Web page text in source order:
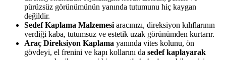
pürüzsüz görünümünün yanında tutumunu hiç kaygan
değildir.
Sedef Kaplama Malzemesi aracınızı, direksiyon kılıflarının
verdiği kaba, tutumsuz ve estetik uzak görünümden kurtarır.
Araç Direksiyon Kaplama yanında vites kolunu, ön
gövdeyi, el frenini ve kapı kollarını da sedef kaplayarak